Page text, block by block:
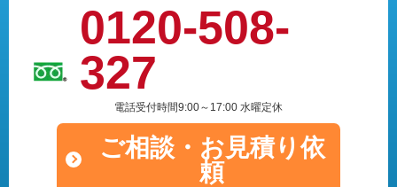
0120-508-
327
電話受付時間9:00～17:00 水曜定休
ご相談・ お見積り依
頼